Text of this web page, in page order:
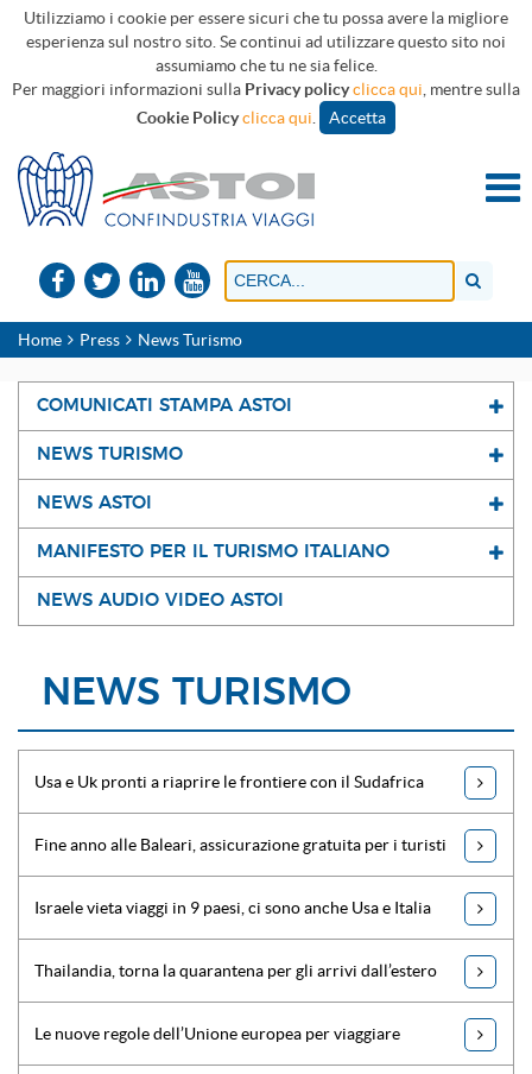
Utilizziamo i cookie per essere sicuri che tu possa avere la migliore
esperienza sul nostro sito. Se continui ad utilizzare questo sito noi
assumiamo che tu ne sia felice.
Per maggiori informazioni sulla Privacy policyclicca qui , mentre sulla
Cookie Policyclicca qui Accetta
Home Press News Turismo
COMUNICATI STAMPA ASTOI
NEWS TURISMO
NEWS ASTOI
MANIFESTO PER IL TURISMO ITALIANO
NEWS AUDIO VIDEO ASTOI
NEWS TURISMO
Usa e Uk pronti a riaprire le frontiere con il Sudafrica
Fine anno alle Baleari, assicurazione gratuita per i turisti
Israele vieta viaggi in 9 paesi, ci sono anche Usa e Italia
Thailandia, torna la quarantena per gli arrivi dall’estero
Le nuove regole dell’Unione europea per viaggiare